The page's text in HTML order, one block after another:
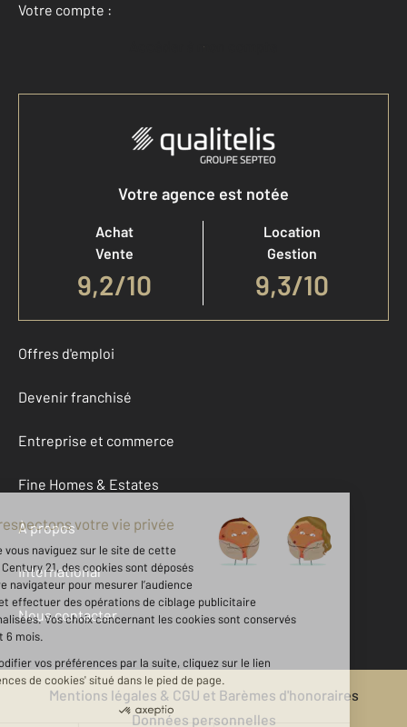
Votre compte :
Accéder à mon compte
Votre agence est notée
Achat
Vente
9,2/10
Location
Gestion
9,3/10
Offres d'emploi
Devenir franchisé
Entreprise et commerce
Fine Homes & Estates
À propos
International
Nous contacter
Mentions légales & CGU et Barèmes d'honoraires
Données personnelles